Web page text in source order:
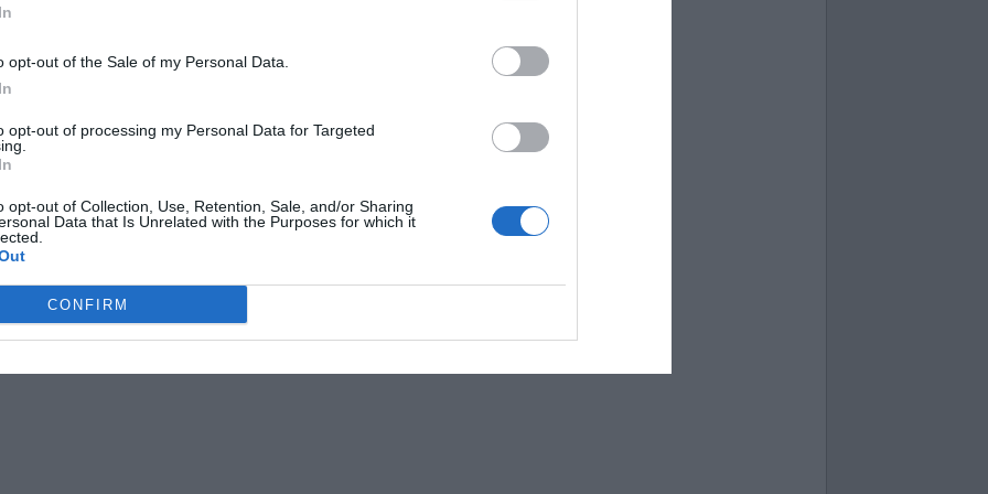
opt-out of the Sale of my Personal Data.
opt-out of processing my Personal Data for Targeted
opt-out of Collection, Use, Retention, Sale, and/or Sharing
Data that Is Unrelated with the Purposes for which it
CONFIRM
ir medicina
, tinklanė
navigation
smegenų stimuliacija
naujų ląstelių atsiradimą
Kas yra ir kaip atsiranda priklausomybė
kompiuteriui